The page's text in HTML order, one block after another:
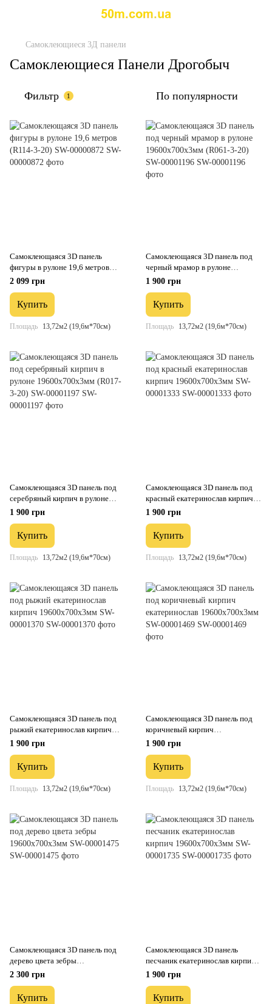
Самоклеющиеся 3Д панели
Самоклеющиеся Панели Дрогобыч
Фильтр 1 По популярности
Самоклеющаяся 3D панель
фигуры в рулоне 19,6 метров
(R114-3-20) SW-00000872
2 099 грн
Купить
Площадь 13,72м2 (19,6м*70см)
Самоклеющаяся 3D панель под
черный мрамор в рулоне
19600x700x3мм (R061-3-20) SW-
1 900 грн
Купить
Площадь 13,72м2 (19,6м*70см)
Самоклеющаяся 3D панель под
серебряный кирпич в рулоне
19600x700x3мм (R017-3-20) SW-
1 900 грн
Купить
Площадь 13,72м2 (19,6м*70см)
Самоклеющаяся 3D панель под
красный екатеринослав кирпич
19600x700x3мм SW-00001333
1 900 грн
Купить
Площадь 13,72м2 (19,6м*70см)
Самоклеющаяся 3D панель под
рыжий екатеринослав кирпич
19600х700х3мм SW-00001370
1 900 грн
Купить
Площадь 13,72м2 (19,6м*70см)
Самоклеющаяся 3D панель под
коричневый кирпич
екатеринослав 19600х700х3мм
1 900 грн
Купить
Площадь 13,72м2 (19,6м*70см)
Самоклеющаяся 3D панель под
дерево цвета зебры
19600х700х3мм SW-00001475
2 300 грн
Купить
Самоклеющаяся 3D панель
песчаник екатеринослав кирпич
19600х700х3мм SW-00001735
1 900 грн
Купить